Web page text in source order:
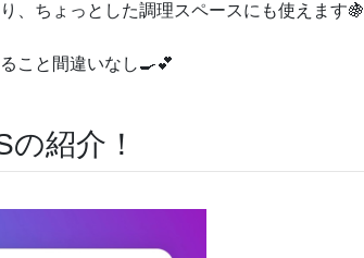
、ちょっとした調理スペースにも使えます🍇
こと間違いなし🍳💕
の紹介！